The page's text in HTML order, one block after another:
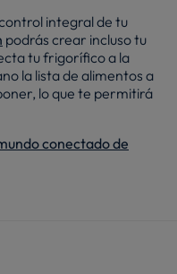
integral de tu
podrás crear incluso tu
tu frigorífico a la
la lista de alimentos a
lo que te permitirá
conectado de